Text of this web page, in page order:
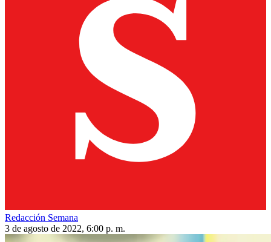
Redacción Semana
3 de agosto de 2022, 6:00 p. m.